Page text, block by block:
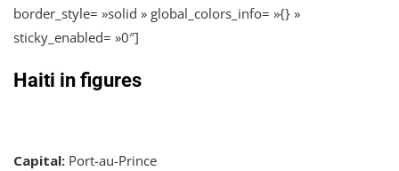
border_style= »solid » global_colors_info= »{} »
sticky_enabled= »0″]
Haiti in figures
Capital: Port-au-Prince